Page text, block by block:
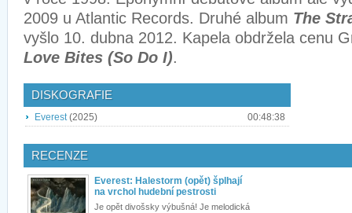
2009 u Atlantic Records. Druhé album The
vyšlo 10. dubna 2012. Kapela obdržela cenu
Love Bites (So Do I).
DISKOGRAFIE
Everest(2025) 00:48:38
RECENZE
Everest: Halestorm (opět) šplhají
na vrchol hudební pestrosti
Je opět divošsky výbušná! Je melodická